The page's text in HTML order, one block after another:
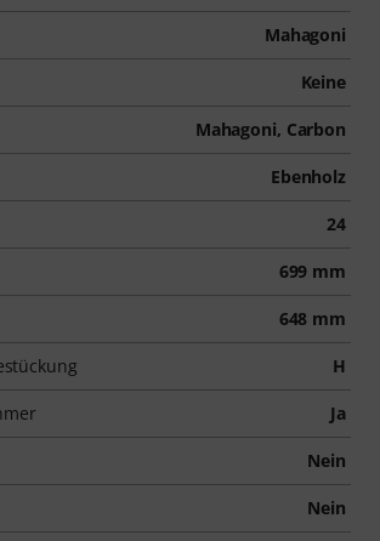
Mahagoni
Keine
Mahagoni, Carbon
Ebenholz
24
699 mm
648 mm
H
Ja
Nein
Nein